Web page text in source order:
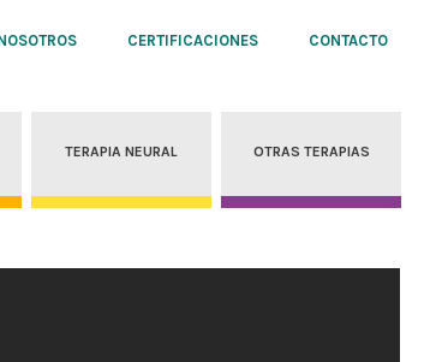
CERTIFICACIONES CONTACTO
TERAPIA NEURAL OTRAS TERAPIAS